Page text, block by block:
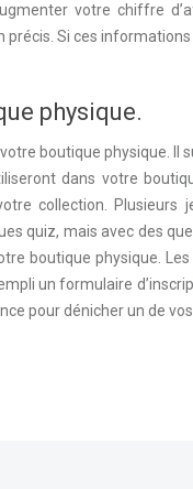
votre chiffre
Si ces
physique.
boutique physique. Il
dans votre
collection. Plusieurs
quiz, mais avec des
boutique physique.
un formulaire
pour dénicher un de